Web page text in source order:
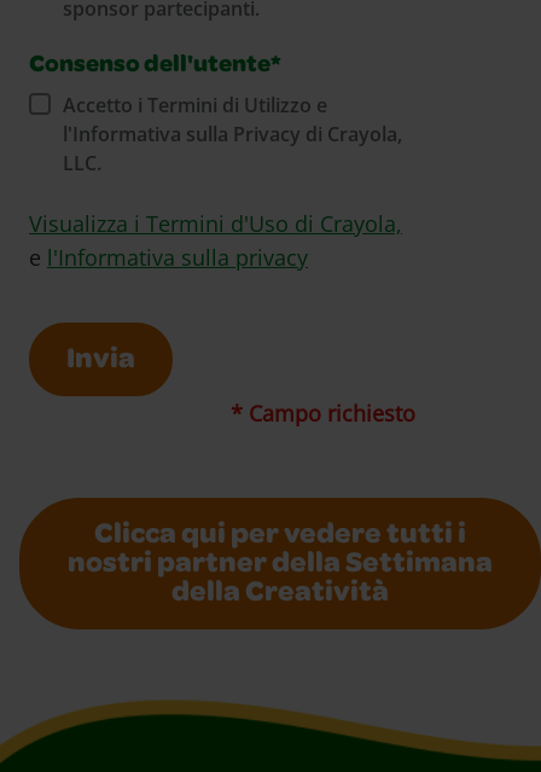
sponsor partecipanti.
Consenso dell'utente*
Accetto i Termini di Utilizzo e
l'Informativa sulla Privacy di Crayola,
LLC.
Visualizza i Termini d'Uso di Crayola,
e l'Informativa sulla privacySi apre in una nuova
Invia
* Campo richiesto
Clicca qui per vedere tutti i
nostri partner della Settimana
della Creatività